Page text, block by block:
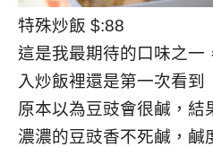
特殊炒飯 $:88
這是我最期待的口味之一
入炒飯裡還是第一次看到
原本以為豆豉會很鹹，結
濃濃的豆豉香不死鹹，鹹